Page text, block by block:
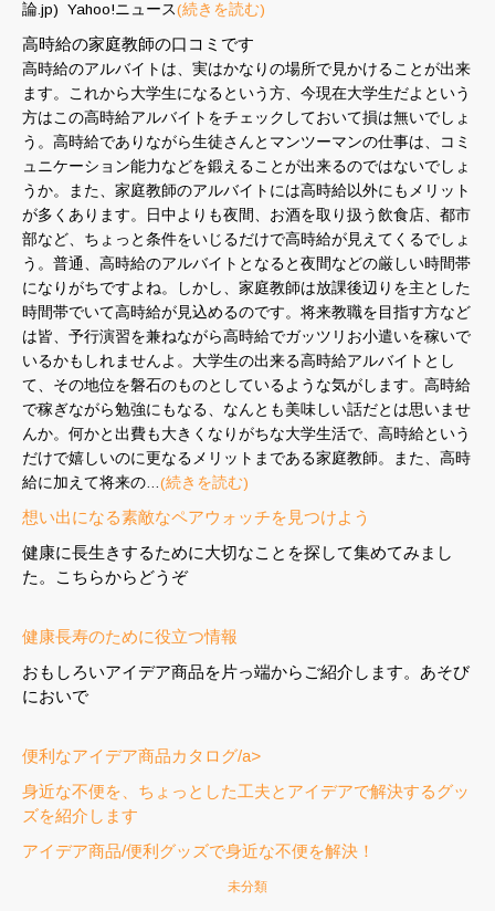
論.jp) Yahoo!ニュース(続きを読む)
高時給の家庭教師の口コミです
高時給のアルバイトは、実はかなりの場所で見かけることが出来
ます。これから大学生になるという方、今現在大学生だよという
方はこの高時給アルバイトをチェックしておいて損は無いでしょ
う。高時給でありながら生徒さんとマンツーマンの仕事は、コミ
ュニケーション能力などを鍛えることが出来るのではないでしょ
うか。また、家庭教師のアルバイトには高時給以外にもメリット
が多くあります。日中よりも夜間、お酒を取り扱う飲食店、都市
部など、ちょっと条件をいじるだけで高時給が見えてくるでしょ
う。普通、高時給のアルバイトとなると夜間などの厳しい時間帯
になりがちですよね。しかし、家庭教師は放課後辺りを主とした
時間帯でいて高時給が見込めるのです。将来教職を目指す方など
は皆、予行演習を兼ねながら高時給でガッツリお小遣いを稼いで
いるかもしれませんよ。大学生の出来る高時給アルバイトとし
て、その地位を磐石のものとしているような気がします。高時給
で稼ぎながら勉強にもなる、なんとも美味しい話だとは思いませ
んか。何かと出費も大きくなりがちな大学生活で、高時給という
だけで嬉しいのに更なるメリットまである家庭教師。また、高時
給に加えて将来の…(続きを読む)
想い出になる素敵なペアウォッチを見つけよう
健康に長生きするために大切なことを探して集めてみまし
た。こちらからどうぞ
健康長寿のために役立つ情報
おもしろいアイデア商品を片っ端からご紹介します。あそび
においで
便利なアイデア商品カタログ/a>
身近な不便を、ちょっとした工夫とアイデアで解決するグッ
ズを紹介します
アイデア商品/便利グッズで身近な不便を解決！
未分類